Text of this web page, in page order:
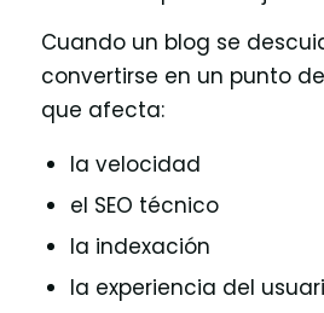
Cuando un blog se
convertirse en un punto
que afecta:
la velocidad
el SEO técnico
la indexación
la experiencia del